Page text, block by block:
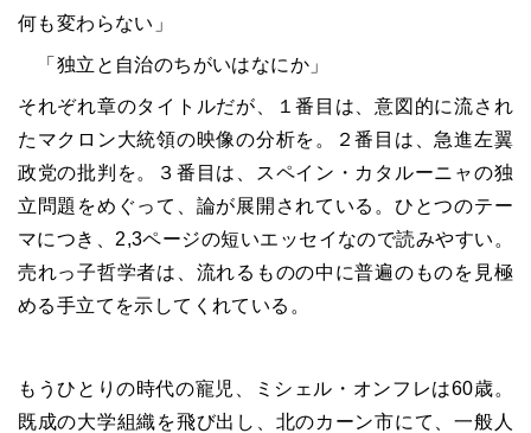
何も変わらない」
「独立と自治のちがいはなにか」
それぞれ章のタイトルだが、１番目は、意図的に流され
たマクロン大統領の映像の分析を。２番目は、急進左翼
政党の批判を。３番目は、スペイン・カタルーニャの独
立問題をめぐって、論が展開されている。ひとつのテー
マにつき、2,3ページの短いエッセイなので読みやすい。
売れっ子哲学者は、流れるものの中に普遍のものを見極
める手立てを示してくれている。
もうひとりの時代の寵児、ミシェル・オンフレは60歳。
既成の大学組織を飛び出し、北のカーン市にて、一般人